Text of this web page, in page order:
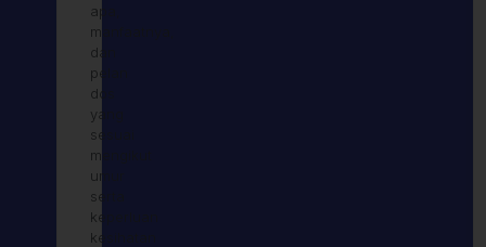
apa,
manfaatnya,
dan
pelan
dos
yang
sesuai
mengikut
umur
serta
keperluan
kesihatan